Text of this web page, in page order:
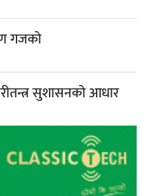
गजको
सुशासनको आधार